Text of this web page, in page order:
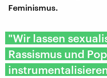
Feminismus.
"Wir lassen
Rassismus und